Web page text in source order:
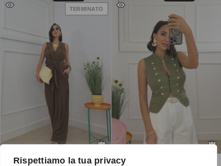
Rispettiamo la tua privacy
TERMINATO